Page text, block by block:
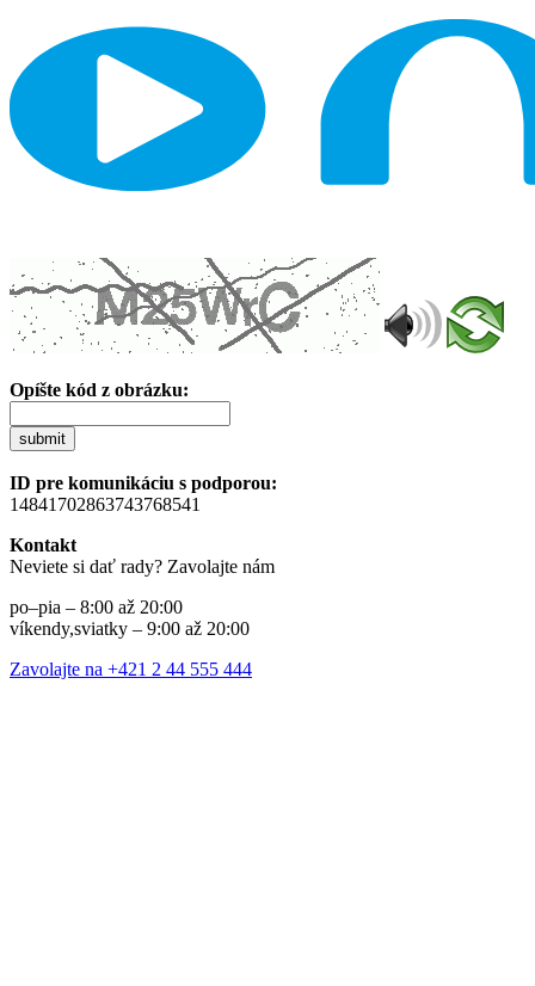
Opíšte kód z obrázku:
submit
ID pre komunikáciu s podporou:
14841702863743768541
Kontakt
Neviete si dať rady? Zavolajte nám
po–pia – 8:00 až 20:00
víkendy,sviatky – 9:00 až 20:00
Zavolajte na +421 2 44 555 444